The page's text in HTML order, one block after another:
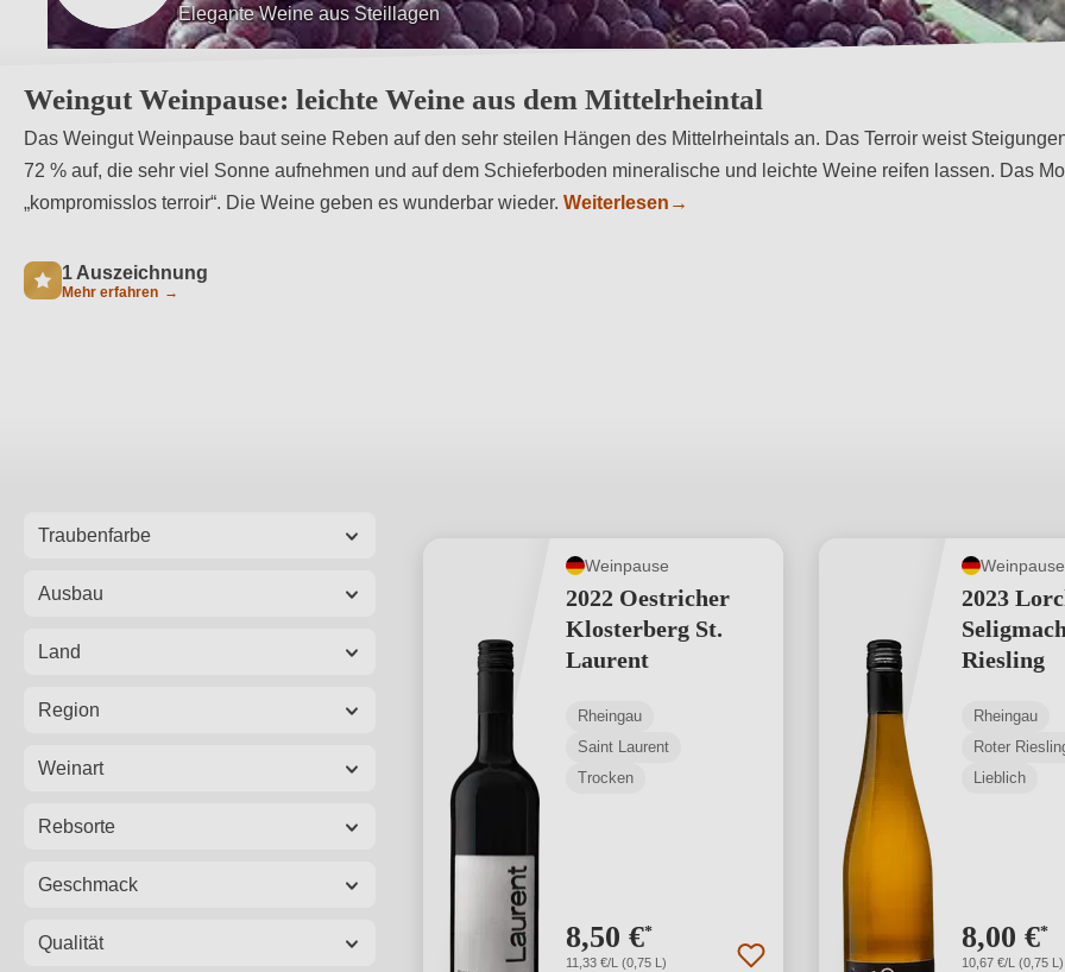
Elegante Weine aus Steillagen
Kompromisslos steil &amp; terroir
Weingut Weinpause: leichte Weine aus dem Mittelrheintal
Das Weingut Weinpause baut seine Reben auf den sehr steilen Hängen des Mittelrheintals an. Das Terroir weist
72 % auf, die sehr viel Sonne aufnehmen und auf dem Schieferboden mineralische und leichte Weine reifen lassen. Das
„kompromisslos terroir“. Die Weine geben es wunderbar wieder. Weiterlesen →
1 Auszeichnung
Mehr erfahren →
Traubenfarbe
Ausbau
Land
Region
Weinart
Rebsorte
Geschmack
Qualität
Weinpause
2022 Oestricher
Klosterberg St.
Laurent
Rheingau
Saint Laurent
Trocken
8,50 €*
11,33 €/L (0,75 L)
Weinpause
2023
Riesling
Rheingau
Roter
Lieblich
8,00 €*
10,67 €/L (0,75 L)